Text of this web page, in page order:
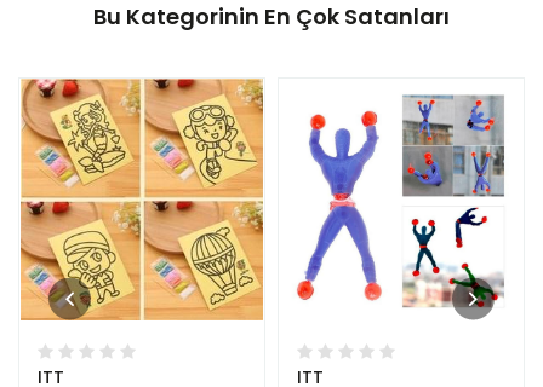
Bu Kategorinin En Çok Satanları
ITT ITT